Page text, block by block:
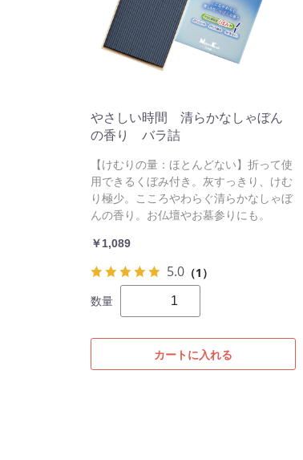
やさしい時間 清らかなしゃぼん
の香り バラ詰
【けむりの量：ほとんどない】折って使
用できるくぼみ付き。灰すっきり、けむ
り極少。こころやわらぐ清らかなしゃぼ
んの香り。お仏壇やお墓参りにも。
￥1,089
5.0 （1）
数量
カートに入れる